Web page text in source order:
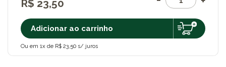
R$ 23,50
Adicionar ao carrinho
Ou em 1x de R$ 23,50 s/ juros